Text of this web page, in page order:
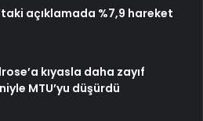
açıklamada %7,9 hareket
kıyasla daha zayıf
MTU’yu düşürdü